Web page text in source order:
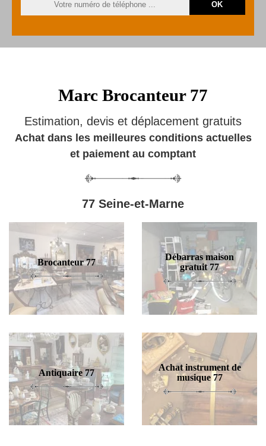
Marc Brocanteur 77
Estimation, devis et déplacement gratuits
Achat dans les meilleures conditions actuelles
et paiement au comptant
77 Seine-et-Marne
Brocanteur 77
Débarras maison
gratuit 77
Antiquaire 77
Achat instrument de
musique 77